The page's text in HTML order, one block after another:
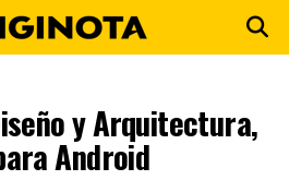
y Arquitectura,
Android